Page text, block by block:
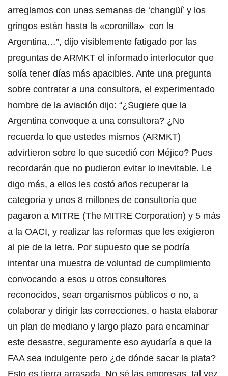
arreglamos con unas semanas de ‘changüí’ y los
gringos están hasta la «coronilla» con la
Argentina…”, dijo visiblemente fatigado por las
preguntas de ARMKT el informado interlocutor que
solía tener días más apacibles. Ante una pregunta
sobre contratar a una consultora, el experimentado
hombre de la aviación dijo: “¿Sugiere que la
Argentina convoque a una consultora? ¿No
recuerda lo que ustedes mismos (ARMKT)
advirtieron sobre lo que sucedió con Méjico? Pues
recordarán que no pudieron evitar lo inevitable. Le
digo más, a ellos les costó años recuperar la
categoría y unos 8 millones de consultoría que
pagaron a MITRE (The MITRE Corporation) y 5 más
a la OACI, y realizar las reformas que les exigieron
al pie de la letra. Por supuesto que se podría
intentar una muestra de voluntad de cumplimiento
convocando a esos u otros consultores
reconocidos, sean organismos públicos o no, a
colaborar y dirigir las correcciones, o hasta elaborar
un plan de mediano y largo plazo para encaminar
este desastre, seguramente eso ayudaría a que la
FAA sea indulgente pero ¿de dónde sacar la plata?
Esto es tierra arrasada. No sé las empresas, tal vez